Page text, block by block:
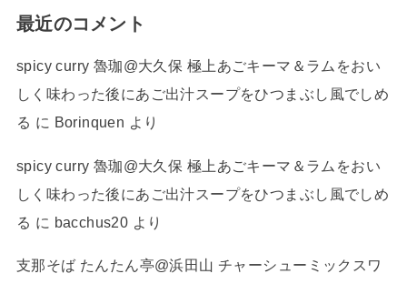
最近のコメント
spicy curry 魯珈@大久保 極上あごキーマ＆ラムをおい
しく味わった後にあご出汁スープをひつまぶし風でしめ
る に Borinquen より
spicy curry 魯珈@大久保 極上あごキーマ＆ラムをおい
しく味わった後にあご出汁スープをひつまぶし風でしめ
る に bacchus20 より
支那そば たんたん亭@浜田山 チャーシューミックスワ